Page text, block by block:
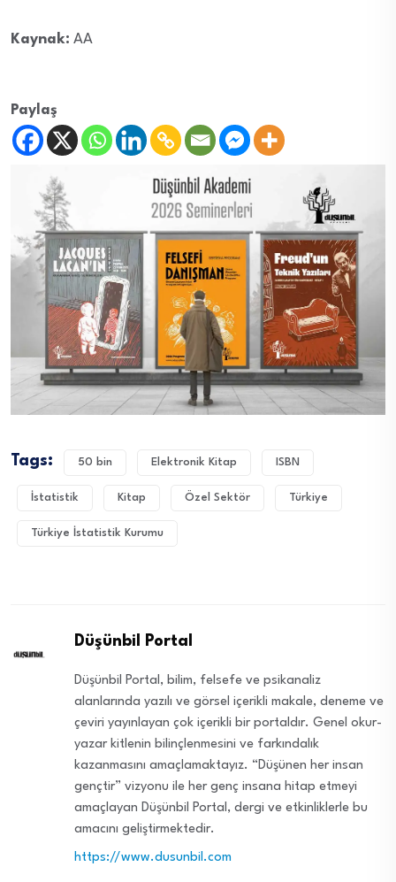
Kaynak: AA
Paylaş
Tags: 50 bin Elektronik Kitap ISBN
İstatistik Kitap Özel Sektör Türkiye
Türkiye İstatistik Kurumu
Düşünbil Portal
Düşünbil Portal, bilim, felsefe ve psikanaliz
alanlarında yazılı ve görsel içerikli makale, deneme ve
çeviri yayınlayan çok içerikli bir portaldır. Genel okur-
yazar kitlenin bilinçlenmesini ve farkındalık
kazanmasını amaçlamaktayız. “Düşünen her insan
gençtir” vizyonu ile her genç insana hitap etmeyi
amaçlayan Düşünbil Portal, dergi ve etkinliklerle bu
amacını geliştirmektedir.
https://www.dusunbil.com